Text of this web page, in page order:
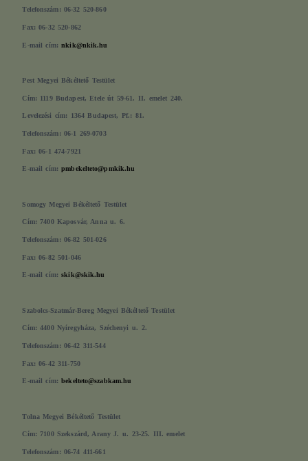
Telefonszám: 06-32 520-860
Fax: 06-32 520-862
E-mail cím:nkik@nkik.hu
Pest Megyei Békéltető Testület
Cím: 1119 Budapest, Etele út 59-61. II. emelet 240.
Levelezési cím: 1364 Budapest, Pf.: 81.
Telefonszám: 06-1 269-0703
Fax: 06-1 474-7921
E-mail cím:pmbekelteto@pmkik.hu
Somogy Megyei Békéltető Testület
Cím: 7400 Kaposvár, Anna u. 6.
Telefonszám: 06-82 501-026
Fax: 06-82 501-046
E-mail cím:skik@skik.hu
Szabolcs-Szatmár-Bereg Megyei Békéltető Testület
Cím: 4400 Nyíregyháza, Széchenyi u. 2.
Telefonszám: 06-42 311-544
Fax: 06-42 311-750
E-mail cím:bekelteto@szabkam.hu
Tolna Megyei Békéltető Testület
Cím: 7100 Szekszárd, Arany J. u. 23-25. III. emelet
Telefonszám: 06-74 411-661